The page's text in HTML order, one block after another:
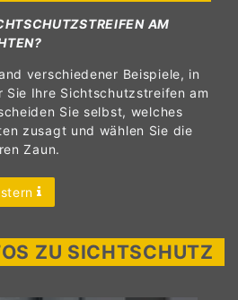
AM
verschiedener Beispiele, in
Sie Ihre Sichtschutzstreifen am
Sie selbst, welches
zusagt und wählen Sie die
Zaun.
ZU SICHTSCHUTZ